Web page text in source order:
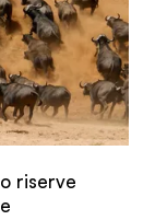
riserve